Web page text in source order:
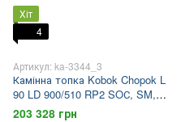
Хіт
4
Артикул: ka-3344_3
Камінна топка Kobok Chopok L
90 LD 900/510 RP2 SOС, SM,
KRO-CH-A 4S
203 328 грн